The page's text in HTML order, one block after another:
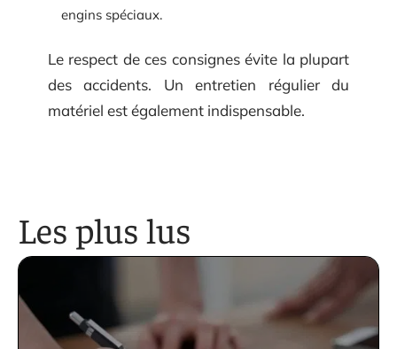
engins spéciaux.
Le respect de ces consignes évite la plupart
des accidents. Un entretien régulier du
matériel est également indispensable.
Les plus lus